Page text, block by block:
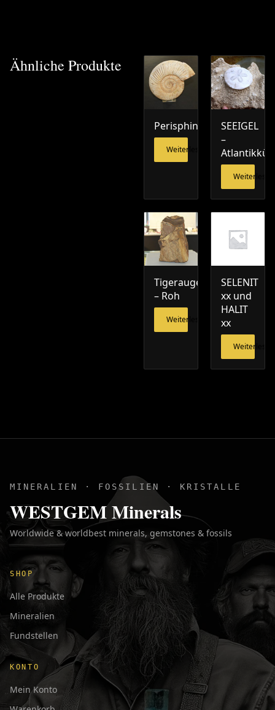
Ähnliche Produkte
Perisphinctes
Weiterlesen
SEEIGEL
–
Weiterlesen
Tigerauge
– Roh
Weiterlesen
SELENIT
xx und
HALIT
xx
Weiterlesen
MINERALIEN · FOSSILIEN · KRISTALLE
WESTGEM Minerals
Worldwide & worldbest minerals, gemstones & fossils
SHOP
Alle Produkte
Mineralien
Fundstellen
KONTO
Mein Konto